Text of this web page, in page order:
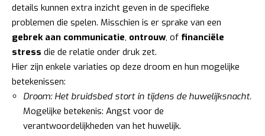
details kunnen extra inzicht geven in de specifieke
problemen die spelen. Misschien is er sprake van een
gebrek aan communicatie, ontrouw, of financiële
stress die de relatie onder druk zet.
Hier zijn enkele variaties op deze droom en hun mogelijke
betekenissen:
Droom: Het bruidsbed stort in tijdens de huwelijksnacht.
Mogelijke betekenis: Angst voor de
verantwoordelijkheden van het huwelijk.